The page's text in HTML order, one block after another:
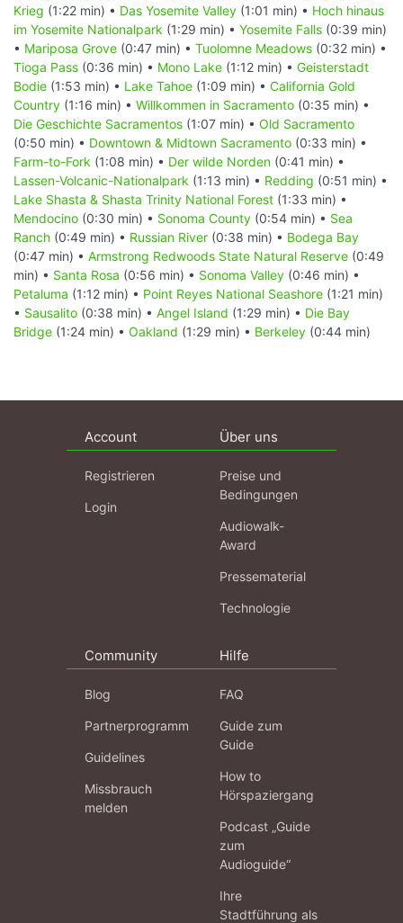
Krieg (1:22 min) • Das Yosemite Valley (1:01 min) • Hoch hinaus
im Yosemite Nationalpark (1:29 min) • Yosemite Falls (0:39 min)
• Mariposa Grove (0:47 min) • Tuolomne Meadows (0:32 min) •
Tioga Pass (0:36 min) • Mono Lake (1:12 min) • Geisterstadt
Bodie (1:53 min) • Lake Tahoe (1:09 min) • California Gold
Country (1:16 min) • Willkommen in Sacramento (0:35 min) •
Die Geschichte Sacramentos (1:07 min) • Old Sacramento
(0:50 min) • Downtown & Midtown Sacramento (0:33 min) •
Farm-to-Fork (1:08 min) • Der wilde Norden (0:41 min) •
Lassen-Volcanic-Nationalpark (1:13 min) • Redding (0:51 min) •
Lake Shasta & Shasta Trinity National Forest (1:33 min) •
Mendocino (0:30 min) • Sonoma County (0:54 min) • Sea
Ranch (0:49 min) • Russian River (0:38 min) • Bodega Bay
(0:47 min) • Armstrong Redwoods State Natural Reserve (0:49
min) • Santa Rosa (0:56 min) • Sonoma Valley (0:46 min) •
Petaluma (1:12 min) • Point Reyes National Seashore (1:21 min)
• Sausalito (0:38 min) • Angel Island (1:29 min) • Die Bay
Bridge (1:24 min) • Oakland (1:29 min) • Berkeley (0:44 min)
Account
Registrieren
Login
Über uns
Preise und
Bedingungen
Audiowalk-
Award
Pressematerial
Technologie
Community
Blog
Partnerprogramm
Guidelines
Missbrauch
melden
Hilfe
FAQ
Guide zum
Guide
How to
Hörspaziergang
Podcast „Guide
zum
Audioguide“
Ihre
Stadtführung als